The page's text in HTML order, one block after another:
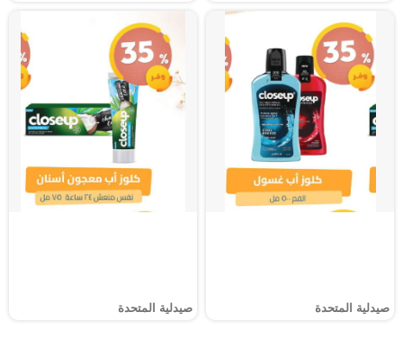
صيدلية المتحدة صيدلية المتحدة